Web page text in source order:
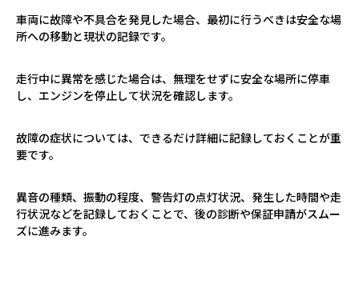
車両に故障や不具合を発見した場合、最初に行うべきは安全な場
所への移動と現状の記録です。
走行中に異常を感じた場合は、無理をせずに安全な場所に停車
し、エンジンを停止して状況を確認します。
故障の症状については、できるだけ詳細に記録しておくことが重
要です。
異音の種類、振動の程度、警告灯の点灯状況、発生した時間や走
行状況などを記録しておくことで、後の診断や保証申請がスムー
ズに進みます。